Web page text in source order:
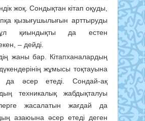
жоқ. Сондықтан кітап оқуды,
қызығушылығын арттыруды
қиындықты да естен
– дейді.
жаны бар. Кітапханалардың
жұмысы тоқтауына
да әсер етеді. Сондай-ақ
техникалық жабдықталуы
жасалатын жағдай да
азаюына әсер етеді деген